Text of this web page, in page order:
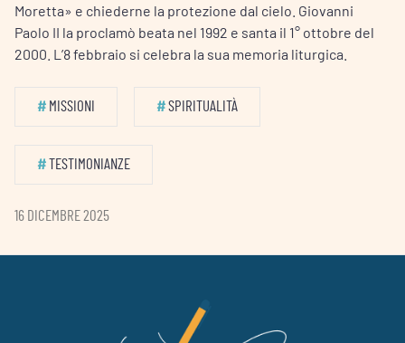
Moretta» e chiederne la protezione dal cielo. Giovanni
Paolo II la proclamò beata nel 1992 e santa il 1° ottobre del
2000. L’8 febbraio si celebra la sua memoria liturgica.
# MISSIONI #SPIRITUALITÀ
#TESTIMONIANZE
16 DICEMBRE 2025